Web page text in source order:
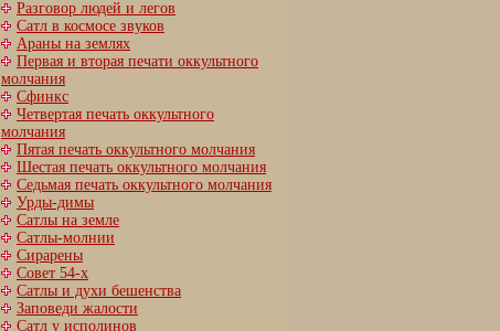
Разговор людей и легов
Сатл в космосе звуков
Араны на землях
Первая и вторая печати оккультного
молчания
Сфинкс
Четвертая печать оккультного
молчания
Пятая печать оккультного молчания
Шестая печать оккультного молчания
Cедьмая печать оккультного молчания
Урды-димы
Сатлы на земле
Сатлы-молнии
Сирарены
Совет 54-х
Сатлы и духи бешенства
Заповеди жалости
Сатл у исполинов